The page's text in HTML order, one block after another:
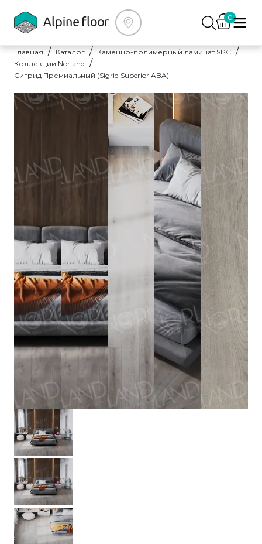
0
Главная Каталог
Каменно-полимерный ламинат SPC
Коллекции Norland
Сигрид Премиальный (Sigrid Superior ABA)